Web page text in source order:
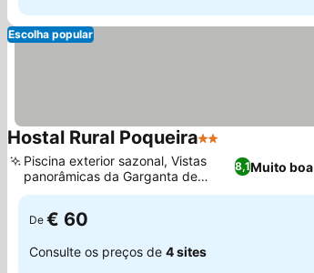
Escolha popular
Hostal Rural Poqueira2 Estrelas
8,1Muito boa
Piscina exterior sazonal, Vistas
panorâmicas da Garganta de
Poqueira
De € 60
Consulte os preços de 4 sites